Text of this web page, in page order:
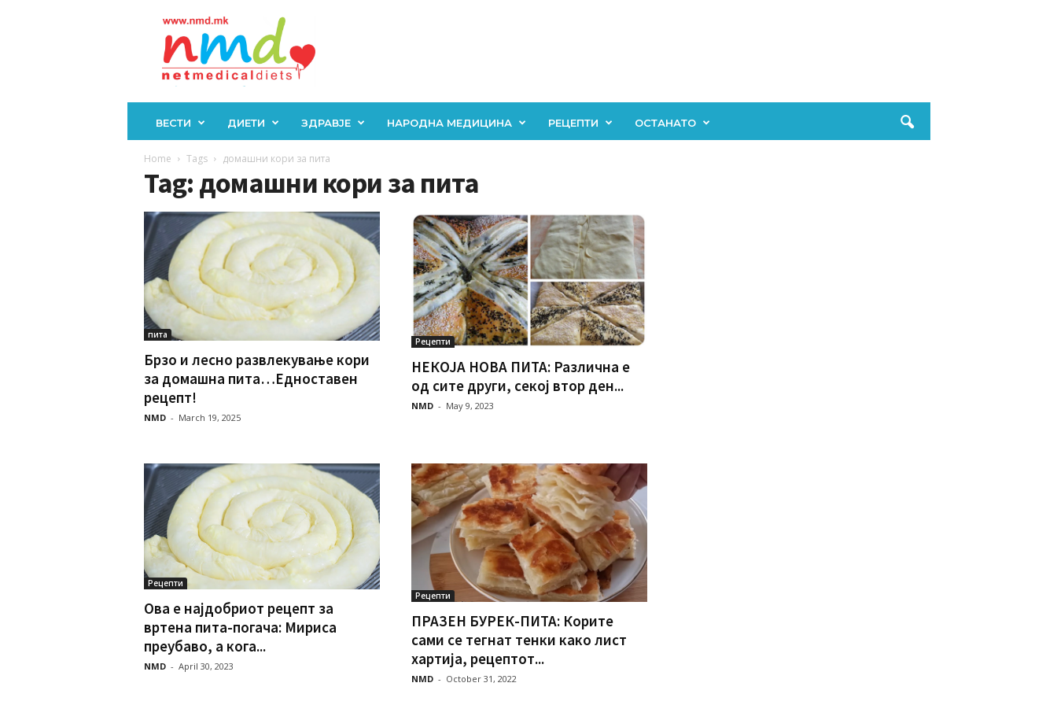
ВЕСТИ ДИЕТИ ЗДРАВЈЕ НАРОДНА МЕДИЦИНА РЕЦЕПТИ ОСТАНАТО
Home Tags домашни кори за пита
Tag: домашни кори за пита
пита
Брзо и лесно развлекување кори
за домашна пита…Едноставен
рецепт!
NMD - March 19, 2025
Рецепти
НЕКОЈА НОВА ПИТА: Различна е
од сите други, секој втор ден...
NMD - May 9, 2023
Рецепти
Ова е најдобриот рецепт за
вртена пита-погача: Мириса
преубаво, а кога...
NMD - April 30, 2023
Рецепти
ПРАЗЕН БУРЕК-ПИТА: Корите
сами се тегнат тенки како лист
хартија, рецептот...
NMD - October 31, 2022